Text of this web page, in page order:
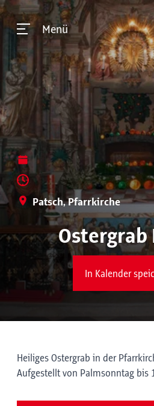
Menü
Patsch, Pfarrkirche
Ostergrab
In Kalender
Heiliges Ostergrab in der
Aufgestellt von Palmsonntag bis